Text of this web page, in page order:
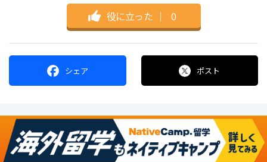
役に立った ｜ 0
シェア ポスト